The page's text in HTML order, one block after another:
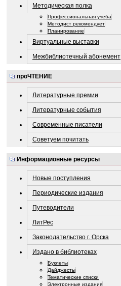
Методическая полка
Профессиональная учеба
Методист рекомендует
Планирование
Виртуальные выставки
Межбиблиотечный абонемент
проЧТЕНИЕ
Литературные премии
Литературные события
Современные писатели
Советуем почитать
Информационные ресурсы
Новые поступления
Периодические издания
Путеводители
ЛитРес
Законодательство г. Орска
Издано в библиотеках
Буклеты
Дайджесты
Тематические списки
Электронные издания